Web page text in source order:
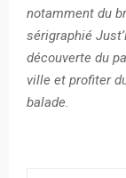
notamment du
sérigraphié
découverte du
ville et profiter
balade.